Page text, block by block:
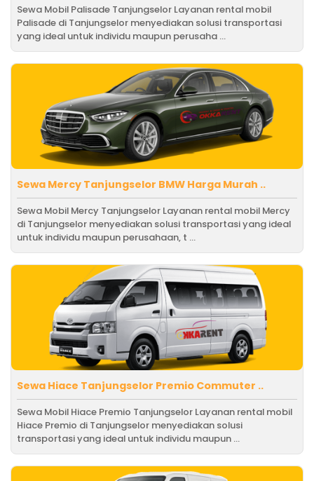
Sewa Mobil Palisade Tanjungselor Layanan rental mobil
Palisade di Tanjungselor menyediakan solusi transportasi
yang ideal untuk individu maupun perusaha ...
Sewa Mercy Tanjungselor BMW Harga Murah ..
Sewa Mobil Mercy Tanjungselor Layanan rental mobil Mercy
di Tanjungselor menyediakan solusi transportasi yang ideal
untuk individu maupun perusahaan, t ...
Sewa Hiace Tanjungselor Premio Commuter ..
Sewa Mobil Hiace Premio Tanjungselor Layanan rental mobil
Hiace Premio di Tanjungselor menyediakan solusi
transportasi yang ideal untuk individu maupun ...